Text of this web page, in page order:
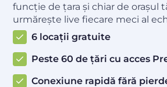
funcție de țara și chiar de orașul
urmărește live fiecare meci al
6 locații gratuite
Peste 60 de țări cu acces
Conexiune rapidă fără